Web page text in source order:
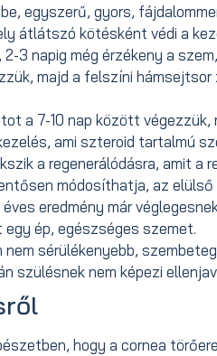
egyszerű, gyors,
átlátszó kötésként védi a
3 napig még érzékeny a
majd a felszíni
a 7-10 nap között
ami szteroid tartalmú
a regenerálódásra, amit a
módosíthatja, az
eredmény már
ép, egészséges szemet.
sérülékenyebb,
szülésnek nem képezi
hogy a cornea